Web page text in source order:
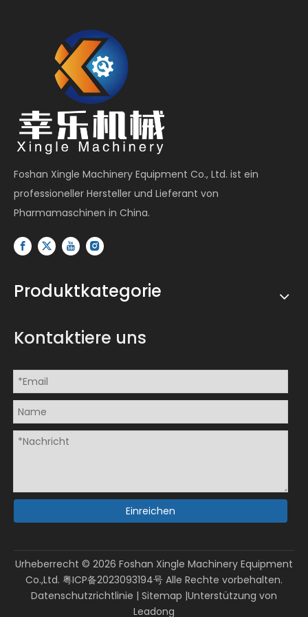
Foshan Xingle Machinery Equipment Co., Ltd. ist ein
professioneller Hersteller und Lieferant von
Pharmamaschinen in China.
Produktkategorie
Kontaktiere uns
Einreichen
Urheberrecht © 2026 Foshan Xingle Machinery Equipment
Co.,Ltd. 粤ICP备2023093194号 Alle Rechte vorbehalten.
Datenschutzrichtlinie | Sitemap |Unterstützung von
Leadong